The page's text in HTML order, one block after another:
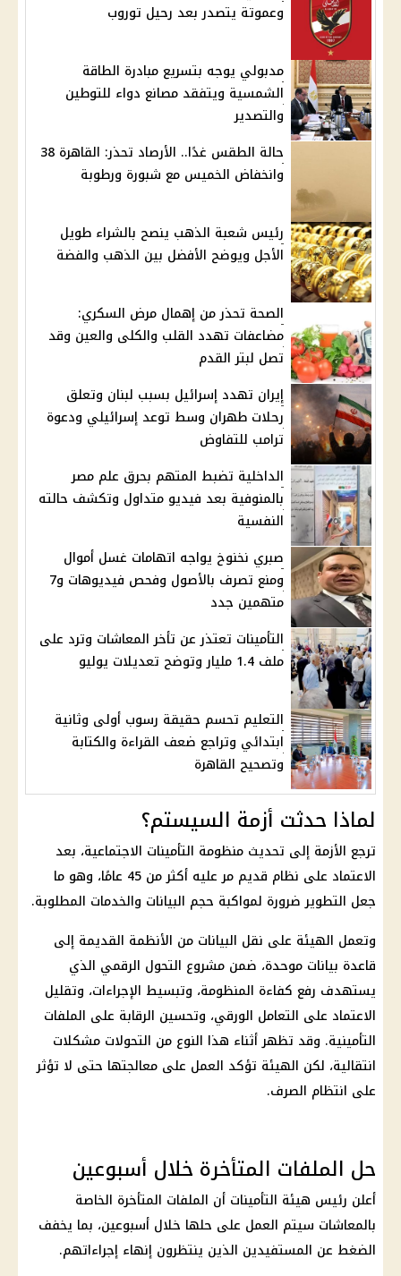
وعموتة يتصدر بعد رحيل توروب
مدبولي يوجه بتسريع مبادرة الطاقة
الشمسية ويتفقد مصانع دواء للتوطين
والتصدير
حالة الطقس غدًا.. الأرصاد تحذر: القاهرة 38
وانخفاض الخميس مع شبورة ورطوبة
رئيس شعبة الذهب ينصح بالشراء طويل
الأجل ويوضح الأفضل بين الذهب والفضة
الصحة تحذر من إهمال مرض السكري:
مضاعفات تهدد القلب والكلى والعين وقد
تصل لبتر القدم
إيران تهدد إسرائيل بسبب لبنان وتعلق
رحلات طهران وسط توعد إسرائيلي ودعوة
ترامب للتفاوض
الداخلية تضبط المتهم بحرق علم مصر
بالمنوفية بعد فيديو متداول وتكشف حالته
النفسية
صبري نخنوخ يواجه اتهامات غسل أموال
ومنع تصرف بالأصول وفحص فيديوهات و7
متهمين جدد
التأمينات تعتذر عن تأخر المعاشات وترد على
ملف 1.4 مليار وتوضح تعديلات يوليو
التعليم تحسم حقيقة رسوب أولى وثانية
ابتدائي وتراجع ضعف القراءة والكتابة
وتصحيح القاهرة
لماذا حدثت أزمة السيستم؟
ترجع الأزمة إلى تحديث منظومة التأمينات الاجتماعية، بعد
الاعتماد على نظام قديم مر عليه أكثر من 45 عامًا، وهو ما
جعل التطوير ضرورة لمواكبة حجم البيانات والخدمات المطلوبة.
وتعمل الهيئة على نقل البيانات من الأنظمة القديمة إلى
قاعدة بيانات موحدة، ضمن مشروع التحول الرقمي الذي
يستهدف رفع كفاءة المنظومة، وتبسيط الإجراءات، وتقليل
الاعتماد على التعامل الورقي، وتحسين الرقابة على الملفات
التأمينية. وقد تظهر أثناء هذا النوع من التحولات مشكلات
انتقالية، لكن الهيئة تؤكد العمل على معالجتها حتى لا تؤثر
على انتظام الصرف.
حل الملفات المتأخرة خلال أسبوعين
أعلن رئيس هيئة التأمينات أن الملفات المتأخرة الخاصة
بالمعاشات سيتم العمل على حلها خلال أسبوعين، بما يخفف
الضغط عن المستفيدين الذين ينتظرون إنهاء إجراءاتهم.